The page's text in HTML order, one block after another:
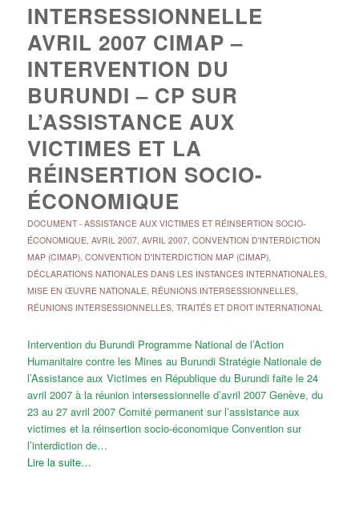
INTERSESSIONNELLE
AVRIL 2007 CIMAP –
INTERVENTION DU
BURUNDI – CP SUR
L’ASSISTANCE AUX
VICTIMES ET LA
RÉINSERTION SOCIO-
ÉCONOMIQUE
DOCUMENT- ASSISTANCE AUX VICTIMES ET RÉINSERTION SOCIO-
ÉCONOMIQUE, AVRIL 2007, AVRIL 2007, CONVENTION D'INTERDICTION
MAP (CIMAP), CONVENTION D'INTERDICTION MAP (CIMAP),
DÉCLARATIONS NATIONALES DANS LES INSTANCES INTERNATIONALES,
MISE EN ŒUVRE NATIONALE, RÉUNIONS INTERSESSIONNELLES,
RÉUNIONS INTERSESSIONNELLES, TRAITÉS ET DROIT INTERNATIONAL
Intervention du Burundi Programme National de l’Action
Humanitaire contre les Mines au Burundi Stratégie Nationale de
l’Assistance aux Victimes en République du Burundi faite le 24
avril 2007 à la réunion intersessionnelle d’avril 2007 Genève, du
23 au 27 avril 2007 Comité permanent sur l’assistance aux
victimes et la réinsertion socio-économique Convention sur
l’interdiction de…
Lire la suite…